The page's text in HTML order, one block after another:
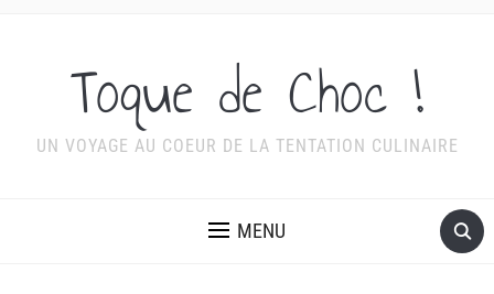
Toque de Choc !
UN VOYAGE AU COEUR DE LA TENTATION CULINAIRE
MENU